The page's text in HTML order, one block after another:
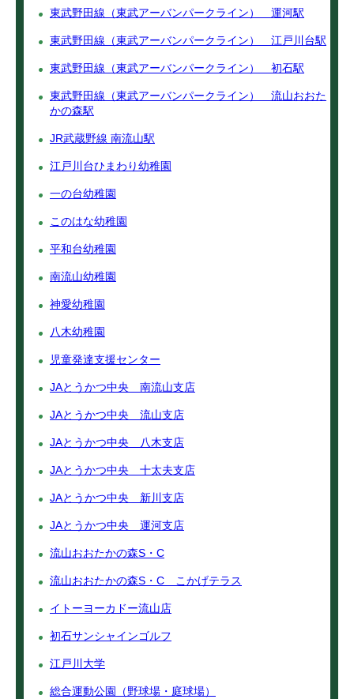
東武野田線（東武アーバンパークライン） 運河駅
東武野田線（東武アーバンパークライン） 江戸川台駅
東武野田線（東武アーバンパークライン） 初石駅
東武野田線（東武アーバンパークライン） 流山おおた
かの森駅
JR武蔵野線 南流山駅
江戸川台ひまわり幼稚園
一の台幼稚園
このはな幼稚園
平和台幼稚園
南流山幼稚園
神愛幼稚園
八木幼稚園
児童発達支援センター
JAとうかつ中央 南流山支店
JAとうかつ中央 流山支店
JAとうかつ中央 八木支店
JAとうかつ中央 十太夫支店
JAとうかつ中央 新川支店
JAとうかつ中央 運河支店
流山おおたかの森S・C
流山おおたかの森S・C こかげテラス
イトーヨーカドー流山店
初石サンシャインゴルフ
江戸川大学
総合運動公園（野球場・庭球場）